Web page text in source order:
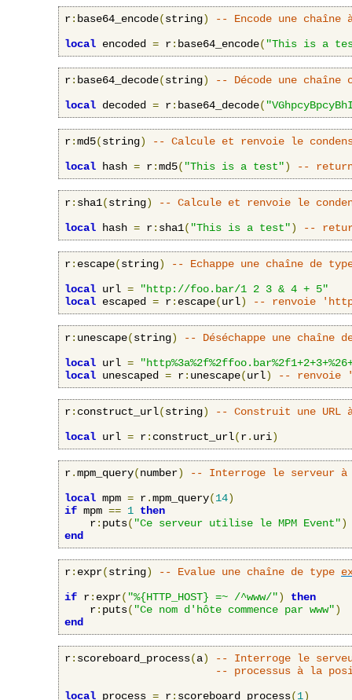
r: base64_encode(string)
-- Encode une chaîne
local encoded = r: base64_encode( "This is a
r: base64_decode(string)
-- Décode une chaîne
local decoded = r: base64_decode(
r:md5(string)
-- Calcule et renvoie le
local hash = r:md5( "This is a test") --
r: sha1(string)
-- Calcule et renvoie le
local hash = r: sha1( "This is a test") --
r: escape(string)
-- Echappe une chaîne de
local url =
"http://foo.bar/1 2 3 & 4 + 5"
local escaped = r: escape(url) -- renvoie
r: unescape(string)
-- Déséchappe une chaîne
local url =
local unescaped = r: unescape(url) -- renvoie
r: construct_url(string)
-- Construit une URL
local url = r: construct_url(r. uri)
r.mpm_query(number)
-- Interroge le serveur à
local mpm = r.mpm_query(14)
if mpm == 1 then
    r
: puts( "Ce serveur utilise le MPM Event")
end
r: expr(string) -- Evalue une chaîne de type
if r: expr( "%{HTTP_HOST} =~ /^www/")
then
    r
: puts( "Ce nom d'hôte commence par www")
end
r: scoreboard_process(a)
-- Interroge le
-- processus à la
local process = r: scoreboard_process(1)